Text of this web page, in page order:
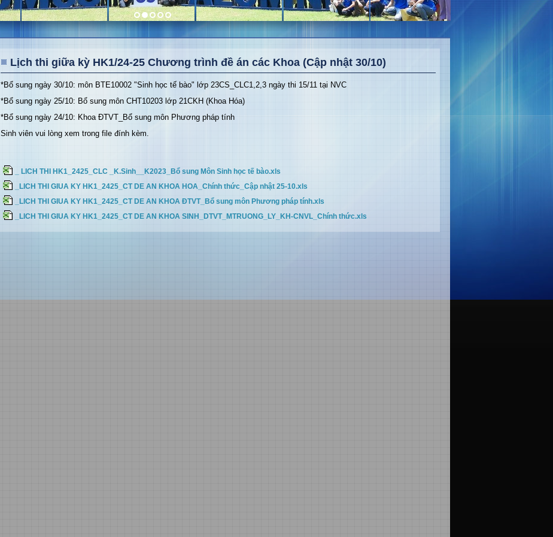
Lịch thi giữa kỳ HK1/24-25 Chương trình đề án các Khoa (Cập nhật 30/10)
*Bổ sung ngày 30/10: môn BTE10002 "Sinh học tế bào" lớp 23CS_CLC1,2,3 ngày thi 15/11 tại NVC
*Bổ sung ngày 25/10: Bổ sung môn CHT10203 lớp 21CKH (Khoa Hóa)
*Bổ sung ngày 24/10: Khoa ĐTVT_Bổ sung môn Phương pháp tính
Sinh viên vui lòng xem trong file đính kèm.
_ LICH THI HK1_2425_CLC _K.Sinh__K2023_Bổ sung Môn Sinh học tế bào.xls
_LICH THI GIUA KY HK1_2425_CT DE AN KHOA HOA_Chính thức_Cập nhật 25-10.xls
_LICH THI GIUA KY HK1_2425_CT DE AN KHOA ĐTVT_Bổ sung môn Phương pháp tính.xls
_LICH THI GIUA KY HK1_2425_CT DE AN KHOA SINH_DTVT_MTRUONG_LY_KH-CNVL_Chính thức.xls